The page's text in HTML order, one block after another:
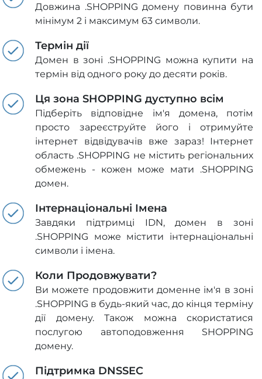
Довжина .SHOPPING домену повинна бути
мінімум 2 і максимум 63 символи.
Термін дії
Домен в зоні .SHOPPING можна купити на
термін від одного року до десяти років.
Ця зона SHOPPING дуступно всім
Підберіть відповідне ім'я домена, потім
просто зареєструйте його і отримуйте
інтернет відвідувачів вже зараз! Інтернет
область .SHOPPING не містить регіональних
обмежень - кожен може мати .SHOPPING
домен.
Інтернаціональні Імена
Завдяки підтримці IDN, домен в зоні
.SHOPPING може містити інтернаціональні
символи і імена.
Коли Продовжувати?
Ви можете продовжити доменне ім'я в зоні
.SHOPPING в будь-який час, до кінця терміну
дії домену. Також можна скористатися
послугою автоподовження SHOPPING
домену.
Підтримка DNSSEC